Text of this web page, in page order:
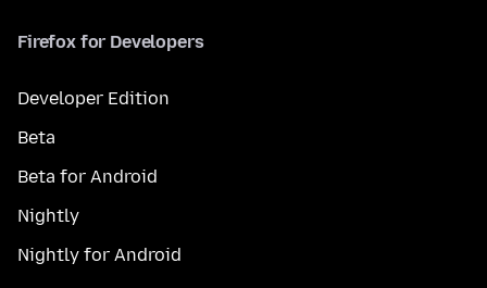
Firefox for Developers
Developer Edition
Beta
Beta for Android
Nightly
Nightly for Android